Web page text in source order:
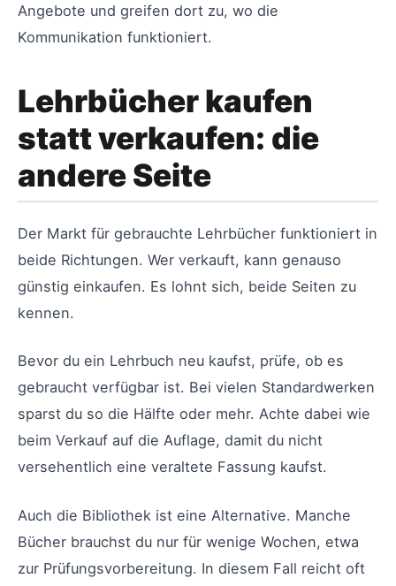
Angebote und greifen dort zu, wo die
Kommunikation funktioniert.
Lehrbücher kaufen
statt verkaufen: die
andere Seite
Der Markt für gebrauchte Lehrbücher funktioniert in
beide Richtungen. Wer verkauft, kann genauso
günstig einkaufen. Es lohnt sich, beide Seiten zu
kennen.
Bevor du ein Lehrbuch neu kaufst, prüfe, ob es
gebraucht verfügbar ist. Bei vielen Standardwerken
sparst du so die Hälfte oder mehr. Achte dabei wie
beim Verkauf auf die Auflage, damit du nicht
versehentlich eine veraltete Fassung kaufst.
Auch die Bibliothek ist eine Alternative. Manche
Bücher brauchst du nur für wenige Wochen, etwa
zur Prüfungsvorbereitung. In diesem Fall reicht oft